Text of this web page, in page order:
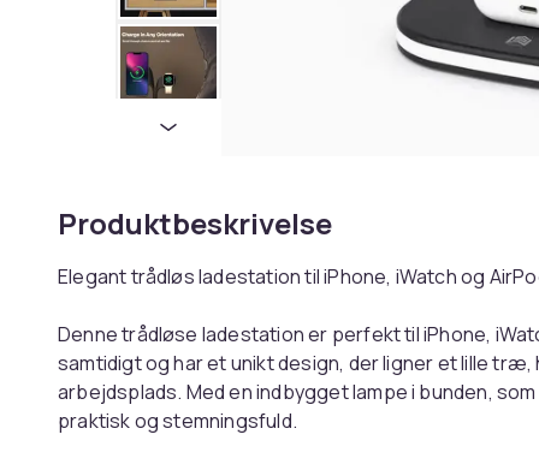
Produktbeskrivelse
Elegant trådløs ladestation til iPhone, iWatch og
Denne trådløse ladestation er perfekt til iPhone,
samtidigt og har et unikt design, der ligner et lille
arbejdsplads. Med en indbygget lampe i bunden,
praktisk og stemningsfuld.